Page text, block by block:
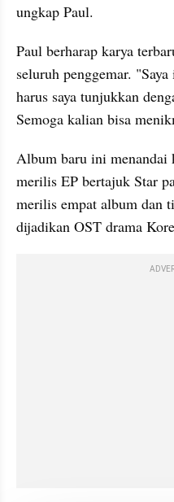
ungkap Paul.
Paul berharap karya
seluruh penggemar.
harus saya tunjukkan
Semoga kalian bisa
Album baru ini menandai
merilis EP bertajuk Star
merilis empat album dan
dijadikan OST drama